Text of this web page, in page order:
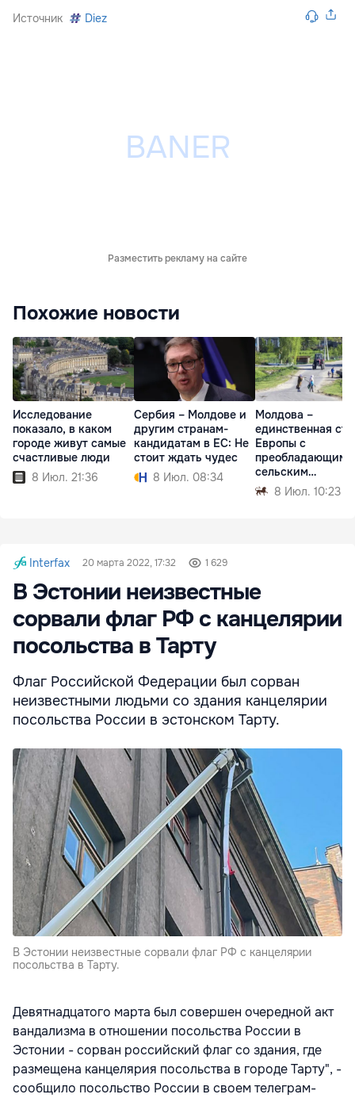
Источник Diez
Разместить рекламу на сайте
Похожие новости
Исследование
показало, в каком
городе живут самые
счастливые люди
8 Июл. 21:36
Сербия – Молдове и
другим странам-
кандидатам в ЕС: Не
стоит ждать чудес
8 Июл. 08:34
Молдова –
единственная
Европы с
преобладающим
сельским
населением
8 Июл. 10:23
Interfax 20 марта 2022, 17:32 1 629
В Эстонии неизвестные
сорвали флаг РФ с канцелярии
посольства в Тарту
Флаг Российской Федерации был сорван
неизвестными людьми со здания канцелярии
посольства России в эстонском Тарту.
В Эстонии неизвестные сорвали флаг РФ с канцелярии
посольства в Тарту.
Девятнадцатого марта был совершен очередной акт
вандализма в отношении посольства России в
Эстонии - сорван российский флаг со здания, где
размещена канцелярия посольства в городе Тарту", -
сообщило посольство России в своем телеграм-